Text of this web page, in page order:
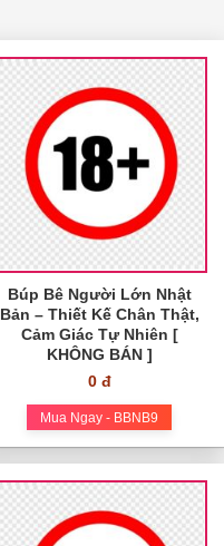
Búp Bê Người Lớn Nhật
Bản – Thiết Kế Chân Thật,
Cảm Giác Tự Nhiên [
KHÔNG BÁN ]
0 đ
Mua Ngay - BBNB9